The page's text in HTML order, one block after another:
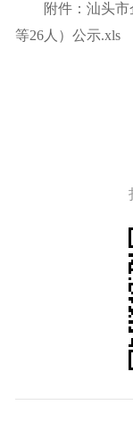
附件： 汕头市
等26人）公示.xls